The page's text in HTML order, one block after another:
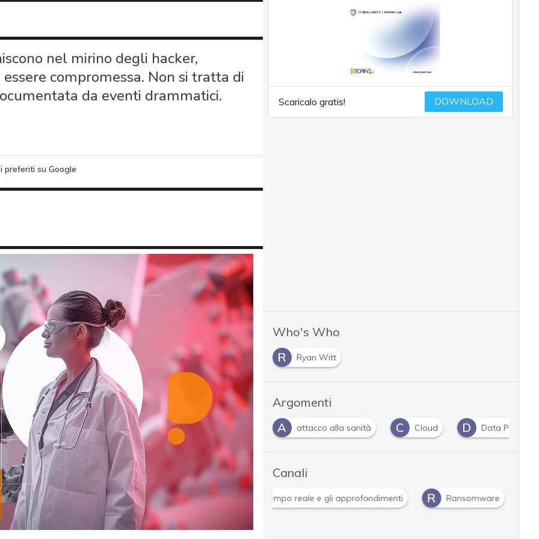
nel mirino degli hacker,
compromessa. Non si tratta di
da eventi drammatici.
preferiti su Google
Scaricalo gratis! DOWNLOAD
Who's Who
R
Ryan Witt
Argomenti
A
Applicazioni A attacco alla sanità C Cloud D Data
Canali
Attacchi hacker e Malware: le ultime news in tempo reale e gli approfondimenti R Ransomware